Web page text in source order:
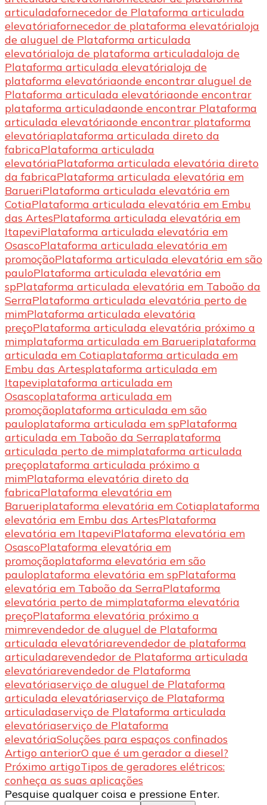
articuladafornecedor de Plataforma articulada
elevatóriafornecedor de plataforma elevatórialoja
de aluguel de Plataforma articulada
elevatórialoja de plataforma articuladaloja de
Plataforma articulada elevatórialoja de
plataforma elevatóriaonde encontrar aluguel de
Plataforma articulada elevatóriaonde encontrar
plataforma articuladaonde encontrar Plataforma
articulada elevatóriaonde encontrar plataforma
elevatóriaplataforma articulada direto da
fabricaPlataforma articulada
elevatóriaPlataforma articulada elevatória direto
da fabricaPlataforma articulada elevatória em
BarueriPlataforma articulada elevatória em
CotiaPlataforma articulada elevatória em Embu
das ArtesPlataforma articulada elevatória em
ItapeviPlataforma articulada elevatória em
OsascoPlataforma articulada elevatória em
promoçãoPlataforma articulada elevatória em são
pauloPlataforma articulada elevatória em
spPlataforma articulada elevatória em Taboão da
SerraPlataforma articulada elevatória perto de
mimPlataforma articulada elevatória
preçoPlataforma articulada elevatória próximo a
mimplataforma articulada em Barueriplataforma
articulada em Cotiaplataforma articulada em
Embu das Artesplataforma articulada em
Itapeviplataforma articulada em
Osascoplataforma articulada em
promoçãoplataforma articulada em são
pauloplataforma articulada em spPlataforma
articulada em Taboão da Serraplataforma
articulada perto de mimplataforma articulada
preçoplataforma articulada próximo a
mimPlataforma elevatória direto da
fabricaPlataforma elevatória em
Barueriplataforma elevatória em Cotiaplataforma
elevatória em Embu das ArtesPlataforma
elevatória em ItapeviPlataforma elevatória em
OsascoPlataforma elevatória em
promoçãoplataforma elevatória em são
pauloplataforma elevatória em spPlataforma
elevatória em Taboão da SerraPlataforma
elevatória perto de mimplataforma elevatória
preçoPlataforma elevatória próximo a
mimrevendedor de aluguel de Plataforma
articulada elevatóriarevendedor de plataforma
articuladarevendedor de Plataforma articulada
elevatóriarevendedor de Plataforma
elevatóriaserviço de aluguel de Plataforma
articulada elevatóriaserviço de Plataforma
articuladaserviço de Plataforma articulada
elevatóriaserviço de Plataforma
elevatóriaSoluções para espaços confinados
Navegação
de
post
Artigo anteriorO que é um gerador a diesel?
Próximo artigoTipos de geradores elétricos:
conheça as suas aplicações
Procurando
Pesquise qualquer coisa e pressione Enter.